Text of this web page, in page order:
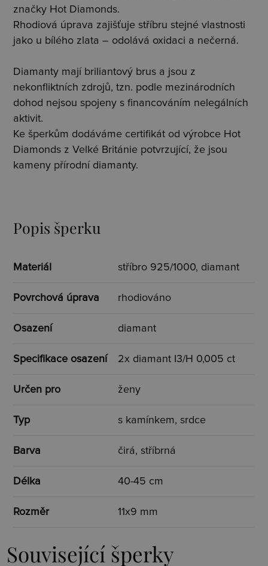
značky Hot Diamonds.
Rhodiová úprava zajišťuje stříbru stejné vlastnosti
jako u bílého zlata – odolává oxidaci a nečerná.
Diamanty mají briliantový brus a jsou z
nekonfliktních zdrojů, tzn. podle mezinárodních
dohod nejsou spojeny s financováním nelegálních
aktivit.
Ke šperkům dodáváme certifikát od výrobce Hot
Diamonds z Velké Británie potvrzující, že jsou
kameny přírodní diamanty.
Popis šperku
Materiál stříbro 925/1000, diamant
Povrchová úprava rhodiováno
Osazení diamant
Specifikace osazení 2x diamant I3/H 0,005 ct
Určen pro ženy
Typ s kamínkem, srdce
Barva čirá, stříbrná
Délka 40-45 cm
Rozměr 11x9 mm
Související šperky